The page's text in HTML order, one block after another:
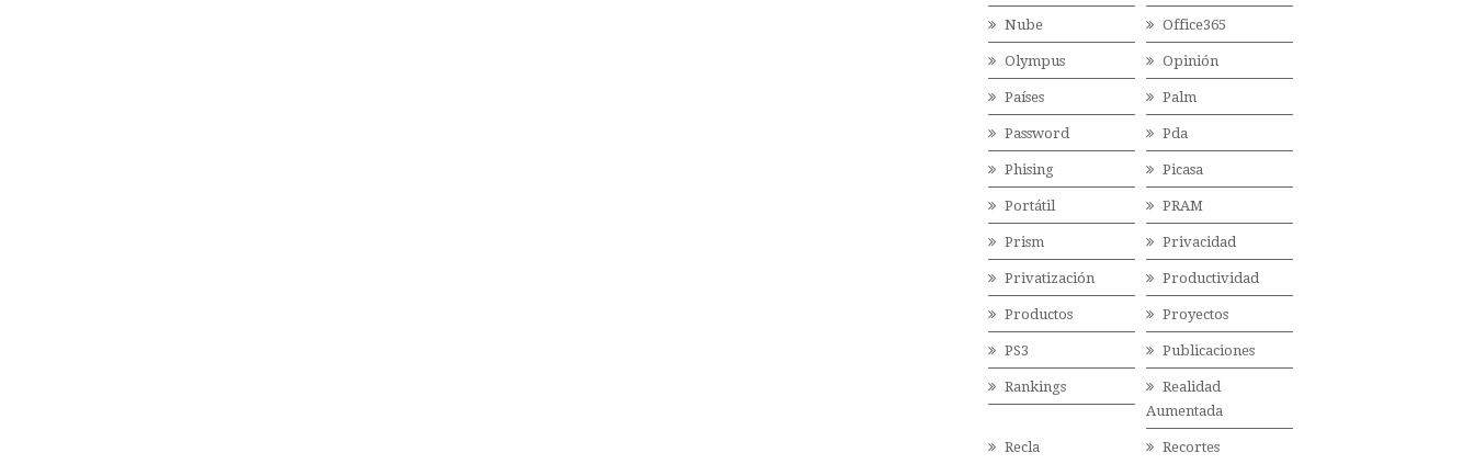
Nube Office365
Olympus Opinión
Países Palm
Password Pda
Phising Picasa
Portátil PRAM
Prism Privacidad
Privatización Productividad
Productos Proyectos
PS3 Publicaciones
Rankings
Realidad
Aumentada
Recla Recortes